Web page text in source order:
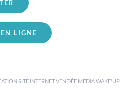
LIGNE
SITE INTERNET VENDÉE MEDIA WAKE'UP